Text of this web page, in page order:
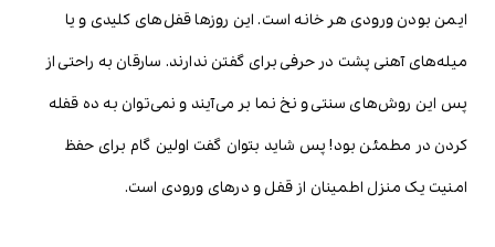
ایمن بودن ورودی هر خانه است. این روزها قفل‌های کلیدی و یا
میله‌های آهنی پشت در حرفی برای گفتن ندارند. سارقان به راحتی از
پس این روش‌های سنتی و نخ نما بر می‌آیند و نمی‌توان به ده قفله
کردن در مطمئن بود! پس شاید بتوان گفت اولین گام برای حفظ
امنیت یک منزل اطمینان از قفل و درهای ورودی است.